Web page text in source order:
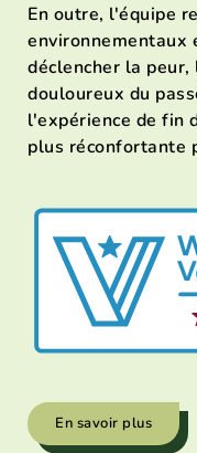
En outre, l'équipe
environnementaux
déclencher la
douloureux du
l'expérience de fin
plus réconfortante
En savoir plus